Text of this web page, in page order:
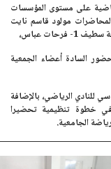
على مستوى المؤسسات
مولود قاسم نايت
1- فرحات عباس،
السادة أعضاء الجمعية
للنادي الرياضي، بالإضافة
خطوة تنظيمية تحضيرا
الجامعية.